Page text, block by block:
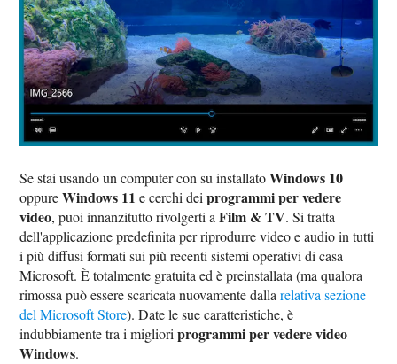
Se stai usando un computer con su installatoWindows 10
oppureWindows 11 e cerchi deiprogrammi per vedere
video, puoi innanzitutto rivolgerti aFilm & TV. Si tratta
dell'applicazione predefinita per riprodurre video e audio in tutti
i più diffusi formati sui più recenti sistemi operativi di casa
Microsoft. È totalmente gratuita ed è preinstallata (ma qualora
rimossa può essere scaricata nuovamente dallarelativa sezione
del Microsoft Store). Date le sue caratteristiche, è
indubbiamente tra i miglioriprogrammi per vedere video
Windows.